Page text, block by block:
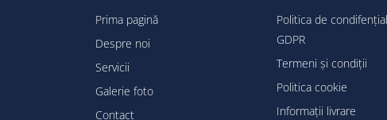
Prima pagină
Despre noi
Servicii
Galerie foto
Contact
Politica de
GDPR
Termeni și condiții
Politica cookie
Informații livrare